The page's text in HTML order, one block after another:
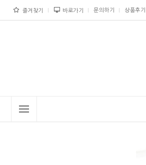
즐겨찾기 바로가기 문의하기 상품후기